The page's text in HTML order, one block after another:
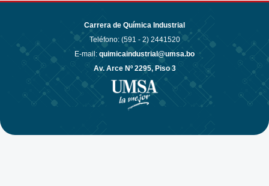
Carrera de Química Industrial
Teléfono: (591 - 2) 2441520
E-mail: quimicaindustrial@umsa.bo
Av. Arce Nº 2295, Piso 3